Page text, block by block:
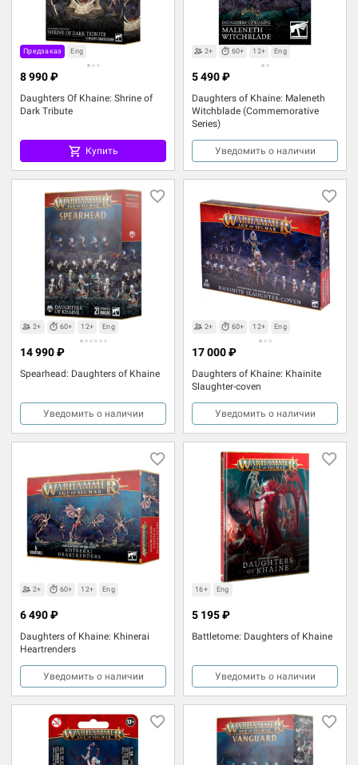
Предзаказ Eng
Daughters Of Khaine: Shrine of
Dark Tribute
8 990 ₽
Купить
2+ 60+ 12+ Eng
Daughters of Khaine: Maleneth
Witchblade (Commemorative
Series)
5 490 ₽
Уведомить о наличии
2+ 60+ 12+ Eng
Spearhead: Daughters of Khaine
14 990 ₽
Уведомить о наличии
2+ 60+ 12+ Eng
Daughters of Khaine: Khainite
Slaughter-coven
17 000 ₽
Уведомить о наличии
2+ 60+ 12+ Eng
Daughters of Khaine: Khinerai
Heartrenders
6 490 ₽
Уведомить о наличии
16+ Eng
Battletome: Daughters of Khaine
5 195 ₽
Уведомить о наличии